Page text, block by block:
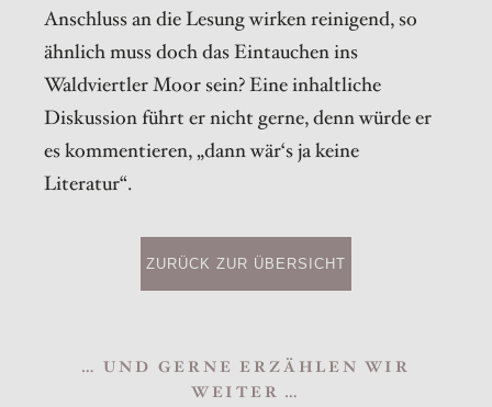
Anschluss an die Lesung wirken reinigend, so
ähnlich muss doch das Eintauchen ins
Waldviertler Moor sein? Eine inhaltliche
Diskussion führt er nicht gerne, denn würde er
es kommentieren, „dann wär‘s ja keine
Literatur“.
ZURÜCK ZUR ÜBERSICHT
… UND GERNE ERZÄHLEN WIR
WEITER …